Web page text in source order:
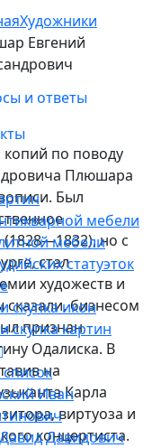
и ответы
мебели
мебели
статуэток
скупка икон
скупка картин
Иван
Давидович
Художники
Евгений
по поводу
Плюшара
Был
но с
стал
художеств и
бизнесом
признан
Одалиска. В
на
Карла
виртуоза и
концертиста.